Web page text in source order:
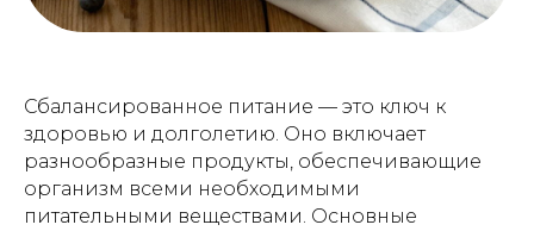
Сбалансированное питание — это ключ к
здоровью и долголетию. Оно включает
разнообразные продукты, обеспечивающие
организм всеми необходимыми
питательными веществами. Основные